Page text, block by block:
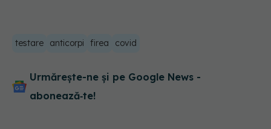
testare anticorpi firea covid
Urmărește-ne și pe Google News -
abonează‑te!